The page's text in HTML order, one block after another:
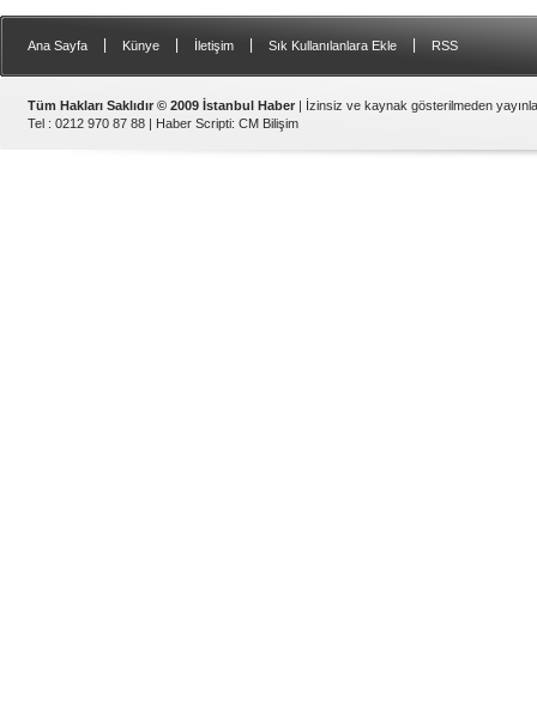
Ana Sayfa Künye İletişim Sık Kullanılanlara Ekle RSS
Tüm Hakları Saklıdır © 2009 İstanbul Haber | İzinsiz ve kaynak gösterilmeden
Tel : 0212 970 87 88 | Haber Scripti: CM Bilişim